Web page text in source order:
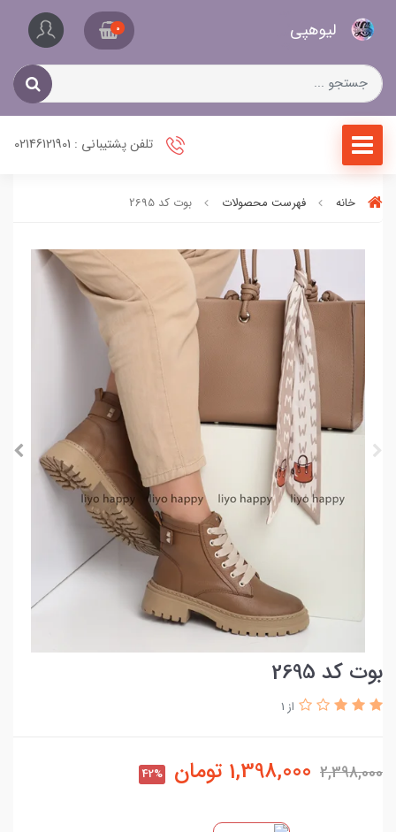
لیو‌هپی 0
تلفن پشتیبانی : 02146121901
خانه فهرست محصولات بوت کد 2695
بوت کد 2695
از 1
2,398,000
1,398,000 تومان 42%